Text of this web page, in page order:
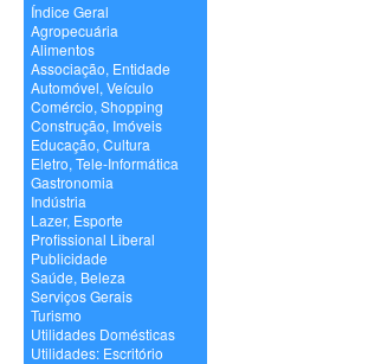
Índice Geral
Agropecuária
Alimentos
Associação, Entidade
Automóvel, Veículo
Comércio, Shopping
Construção, Imóveis
Educação, Cultura
Eletro, Tele-Informática
Gastronomia
Indústria
Lazer, Esporte
Profissional Liberal
Publicidade
Saúde, Beleza
Serviços Gerais
Turismo
Utilidades Domésticas
Utilidades: Escritório